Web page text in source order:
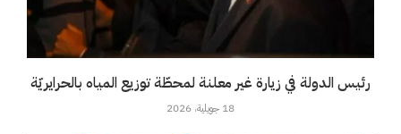
رئيس الدولة في زيارة غير معلنة لمحطّة توزيع المياه بالحرايريّة
18 جويلية، 2026